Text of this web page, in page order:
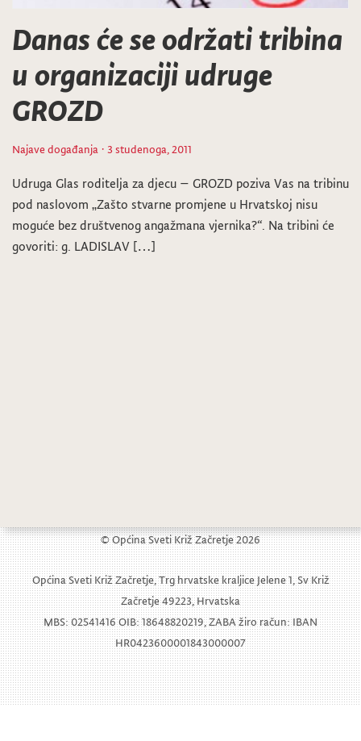
Danas će se održati tribina
u organizaciji udruge
GROZD
Najave događanja · 3 studenoga, 2011
Udruga Glas roditelja za djecu – GROZD poziva Vas na tribinu
pod naslovom „Zašto stvarne promjene u Hrvatskoj nisu
moguće bez društvenog angažmana vjernika?“. Na tribini će
govoriti: g. LADISLAV […]
© Općina Sveti Križ Začretje 2026
Općina Sveti Križ Začretje, Trg hrvatske kraljice Jelene 1, Sv Križ
Začretje 49223, Hrvatska
MBS: 02541416 OIB: 18648820219, ZABA žiro račun: IBAN
HR0423600001843000007